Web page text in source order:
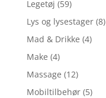
Legetøj (59)
Lys og lysestager (8)
Mad & Drikke (4)
Make (4)
Massage (12)
Mobiltilbehør (5)